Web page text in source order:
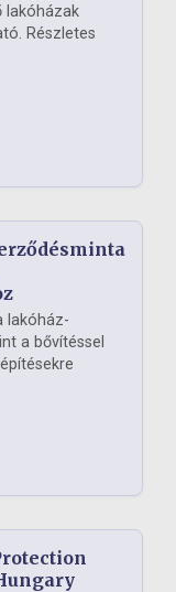
lakóházak
Részletes
lakóház-
a bővítéssel